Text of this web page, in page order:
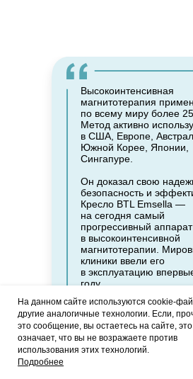
На данном сайте используются cookie-
другие аналогичные технологии. Если,
это сообщение, вы остаетесь на сайте, это
означает, что вы не возражаете против
использования этих технологий.
Подробнее
Высокоинтенсивная
магнитотерапия
по всему миру более 25
Метод активно
в США, Европе,
Южной Корее, Японии,
Сингапуре.
Он доказал свою
безопасность и
Кресло BTL Emsella —
на сегодня самый
прогрессивный аппарат
в высокоинтенсивной
магнитотерапии.
клиники ввели его
в эксплуатацию
году.
Сеанс на кресле BTL
длится 30 минут. За это
мышцы успевают
тысяч раз. Причем, в
включаются даже те